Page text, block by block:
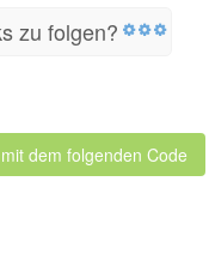
zu folgen?
dem folgenden Code